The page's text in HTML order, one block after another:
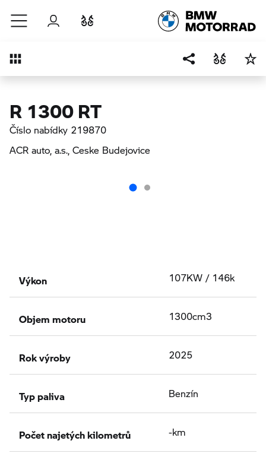
Přejít na hlavní obsah
Přihlášení
Přehled
R 1300 RT
Číslo nabídky 219870
ACR auto, a.s., Ceske Budejovice
Výkon 107KW / 146k
Objem motoru 1300cm3
Rok výroby 2025
Typ paliva Benzín
Počet najetých kilometrů -km